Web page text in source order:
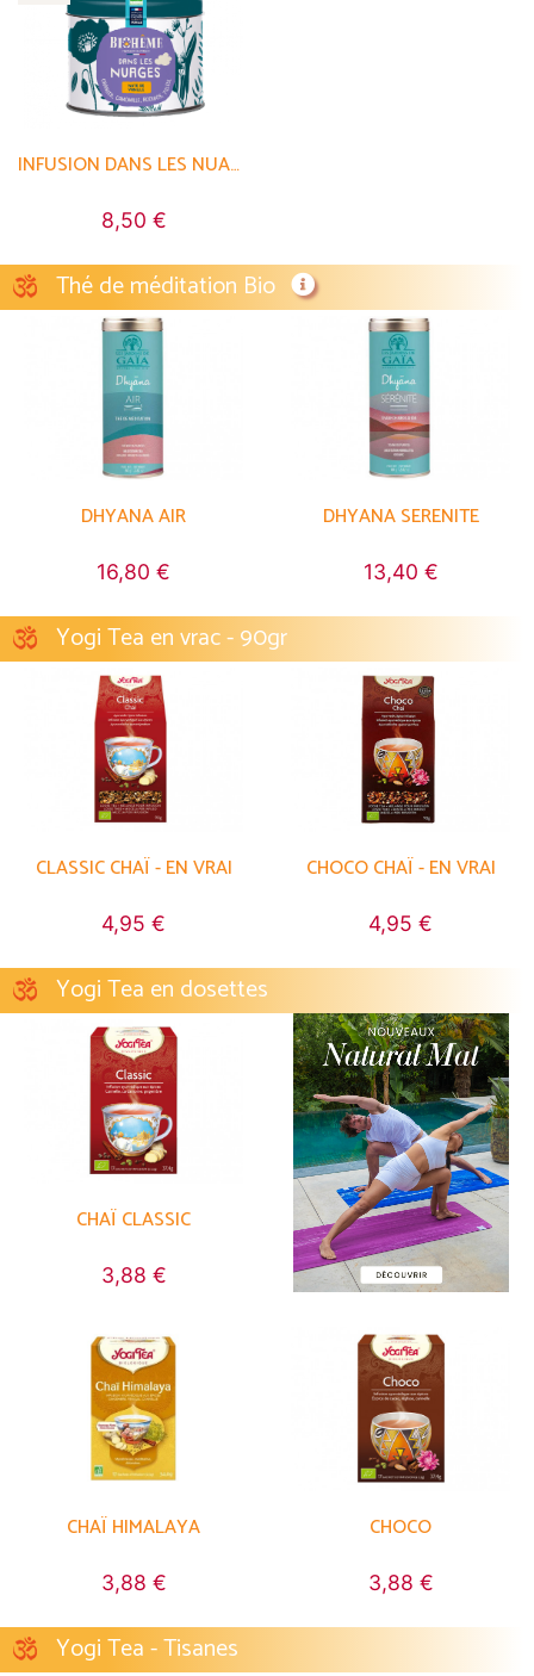
INFUSION DANS LES NUAGES
8,50 €
Thé de méditation Bio
DHYANA AIR
16,80 €
DHYANA SERENITE
13,40 €
Yogi Tea en vrac - 90gr
CLASSIC CHAÏ - EN VRAI
4,95 €
CHOCO CHAÏ - EN VRAI
4,95 €
Yogi Tea en dosettes
CHAÏ CLASSIC
3,88 €
CHAÏ HIMALAYA
3,88 €
CHOCO
3,88 €
Yogi Tea - Tisanes